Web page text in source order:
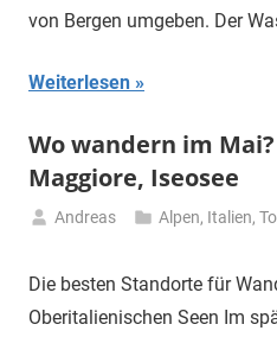
von Bergen umgeben. Der
Weiterlesen
Wo wandern im
Maggiore, Iseosee
Dezember
Andreas Alpen, Italien,
Die besten Standorte für
Oberitalienischen Seen Im